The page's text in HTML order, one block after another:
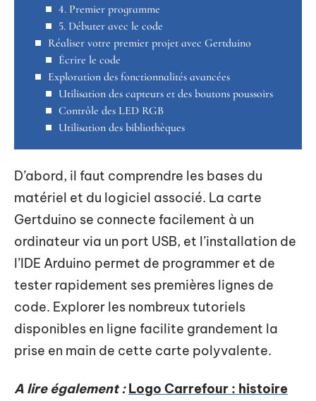
4. Premier programme
5. Débuter avec le code
Réaliser votre premier projet avec Gertduino
Écrire le code
Exploration des fonctionnalités avancées
Utilisation des capteurs et des boutons poussoirs
Contrôle des LED RGB
Utilisation des bibliothèques
D’abord, il faut comprendre les bases du
matériel et du logiciel associé. La carte
Gertduino se connecte facilement à un
ordinateur via un port USB, et l’installation de
l’IDE Arduino permet de programmer et de
tester rapidement ses premières lignes de
code. Explorer les nombreux tutoriels
disponibles en ligne facilite grandement la
prise en main de cette carte polyvalente.
A lire également : Logo Carrefour : histoire